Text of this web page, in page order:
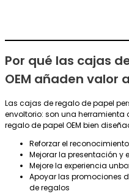
Por qué las cajas
OEM añaden valor
Las cajas de regalo de papel
envoltorio: son una herramienta
regalo de papel OEM bien
Reforzar el
Mejorar la presentación y
Mejore la experiencia
Apoyar las promociones
de regalos